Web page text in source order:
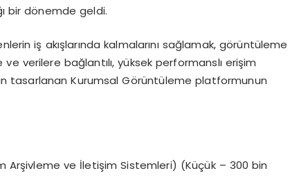
bir dönemde geldi.
iş akışlarındakalmalarını sağlamak, görüntüleme
ve verilere bağlantılı, yüksek performanslı erişim
tasarlanan Kurumsal Görüntüleme platformunun
Arşivleme ve İletişim Sistemleri) (Küçük – 300 bin